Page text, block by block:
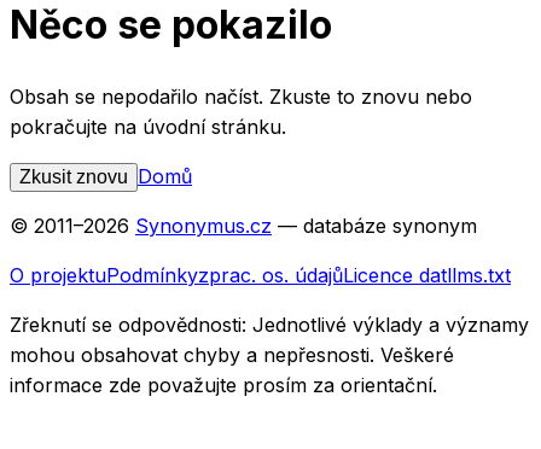
Něco se pokazilo
Obsah se nepodařilo načíst. Zkuste to znovu nebo
pokračujte na úvodní stránku.
Zkusit znovu Domů
© 2011–2026 Synonymus.cz — databáze synonym
O projektuPodmínkyzprac. os. údajůLicence datllms.txt
Zřeknutí se odpovědnosti: Jednotlivé výklady a významy
mohou obsahovat chyby a nepřesnosti. Veškeré
informace zde považujte prosím za orientační.